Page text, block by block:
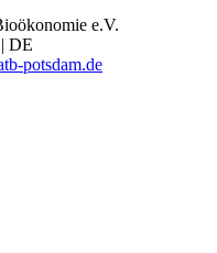
e.V.
DE
potsdam.de